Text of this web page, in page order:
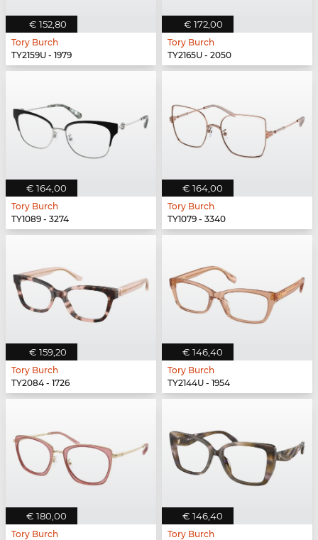
€ 152,80
Tory Burch
TY2159U - 1979
€ 172,00
Tory Burch
TY2165U - 2050
€ 164,00
Tory Burch
TY1089 - 3274
€ 164,00
Tory Burch
TY1079 - 3340
€ 159,20
Tory Burch
TY2084 - 1726
€ 146,40
Tory Burch
TY2144U - 1954
€ 180,00
Tory Burch
€ 146,40
Tory Burch